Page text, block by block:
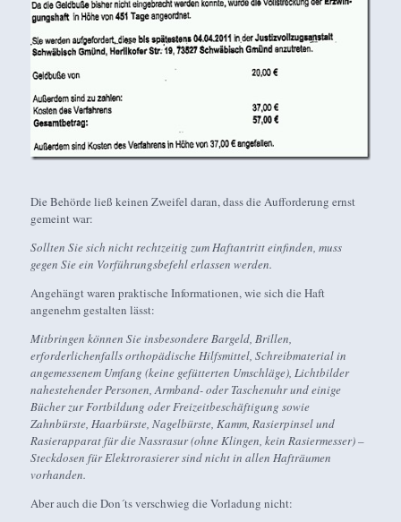
Die Behörde ließ keinen Zweifel daran, dass die Aufforderung ernst
gemeint war:
Sollten Sie sich nicht rechtzeitig zum Haftantritt einfinden, muss
gegen Sie ein Vorführungsbefehl erlassen werden.
Angehängt waren praktische Informationen, wie sich die Haft
angenehm gestalten lässt:
Mitbringen können Sie insbesondere Bargeld, Brillen,
erforderlichenfalls orthopädische Hilfsmittel, Schreibmaterial in
angemessenem Umfang (keine gefütterten Umschläge), Lichtbilder
nahestehender Personen, Armband- oder Taschenuhr und einige
Bücher zur Fortbildung oder Freizeitbeschäftigung sowie
Zahnbürste, Haarbürste, Nagelbürste, Kamm, Rasierpinsel und
Rasierapparat für die Nassrasur (ohne Klingen, kein Rasiermesser) –
Steckdosen für Elektrorasierer sind nicht in allen Hafträumen
vorhanden.
Aber auch die Don´ts verschwieg die Vorladung nicht: